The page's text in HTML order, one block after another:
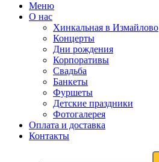
Меню
О нас
Хинкальная в Измайлово
Концерты
Дни рождения
Корпоративы
Свадьба
Банкеты
Фуршеты
Детские праздники
Фотогалерея
Оплата и доставка
Контакты